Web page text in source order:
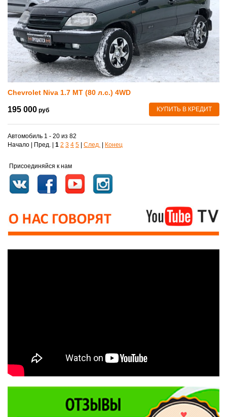
Chevrolet Niva 1.7 MT (80 л.с.) 4WD
195 000 руб КУПИТЬ В КРЕДИТ
Автомобиль 1 - 20 из 82
Начало | Пред. | 1 2 3 4 5 След. Конец
Присоединяйся к нам